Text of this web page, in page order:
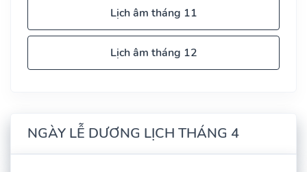
Lịch âm tháng 11
Lịch âm tháng 12
NGÀY LỄ DƯƠNG LỊCH THÁNG 4